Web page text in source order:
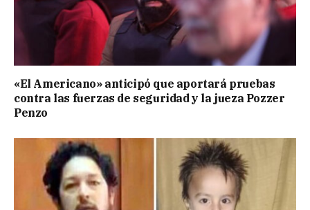
«El Americano» anticipó que aportará pruebas
contra las fuerzas de seguridad y la jueza Pozzer
Penzo